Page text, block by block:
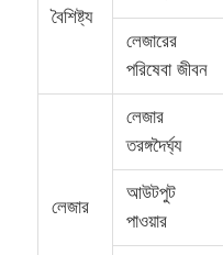
CO2 লেজার মার্কিং মেশিন
ইউভি লেজার চিহ্নিতকরণ মেশিন
টিআই ইঙ্কজেট প্রিন্টার
বৈশিষ্ট্য
লেজারের
পরিষেবা জীবন
লেজার
লেজার
তরঙ্গদৈর্ঘ্য
আউটপুট
পাওয়ার